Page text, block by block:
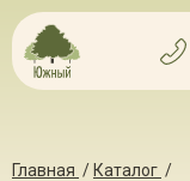
Главная / Каталог /